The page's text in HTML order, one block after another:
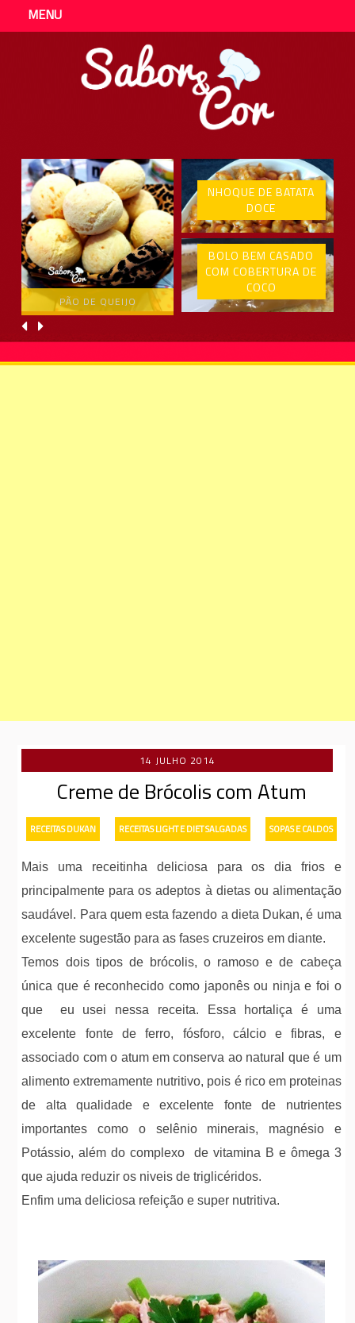
MENU
PÃO DE QUEIJO
NHOQUE DE BATATA
DOCE
BOLO BEM CASADO
COM COBERTURA DE
COCO
14 JULHO 2014
Creme de Brócolis com Atum
RECEITAS DUKAN RECEITAS LIGHT E DIET SALGADAS SOPAS E CALDOS
Mais uma receitinha deliciosa para os dia frios e
principalmente para os adeptos à dietas ou alimentação
saudável. Para quem esta fazendo a dieta Dukan, é uma
excelente sugestão para as fases cruzeiros em diante.
Temos dois tipos de brócolis, o ramoso e de cabeça
única que é reconhecido como japonês ou ninja e foi o
que eu usei nessa receita. Essa hortaliça é uma
excelente fonte de ferro, fósforo, cálcio e fibras, e
associado com o atum em conserva ao natural que é um
alimento extremamente nutritivo, pois é rico em proteinas
de alta qualidade e excelente fonte de nutrientes
importantes como o selênio minerais, magnésio e
Potássio, além do complexo de vitamina B e ômega 3
que ajuda reduzir os niveis de triglicéridos.
Enfim uma deliciosa refeição e super nutritiva.